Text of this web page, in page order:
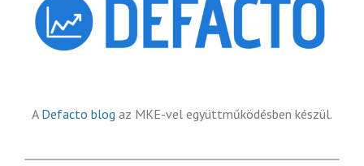
A Defacto blog az MKE-vel együttműködésben készül.